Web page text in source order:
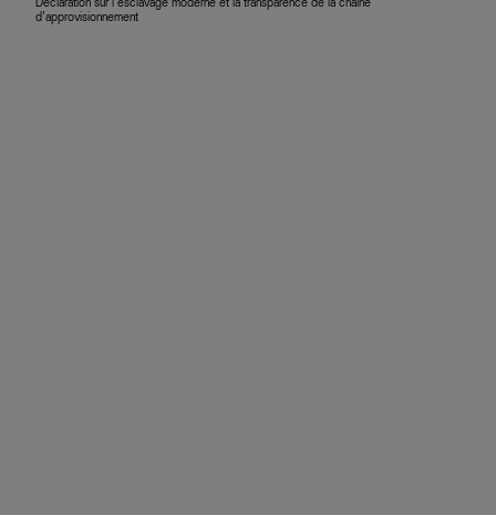
Déclaration sur l’esclavage moderne et la transparence de la chaîne
d’approvisionnement